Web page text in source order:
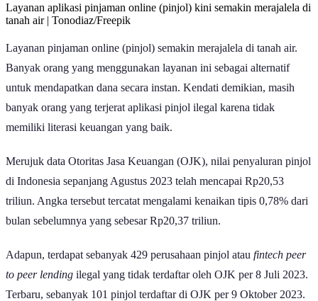
Layanan aplikasi pinjaman online (pinjol) kini semakin merajalela di
tanah air | Tonodiaz/Freepik
Layanan pinjaman online (pinjol) semakin merajalela di tanah air.
Banyak orang yang menggunakan layanan ini sebagai alternatif
untuk mendapatkan dana secara instan. Kendati demikian, masih
banyak orang yang terjerat aplikasi pinjol ilegal karena tidak
memiliki literasi keuangan yang baik.
Merujuk data Otoritas Jasa Keuangan (OJK), nilai penyaluran pinjol
di Indonesia sepanjang Agustus 2023 telah mencapai Rp20,53
triliun. Angka tersebut tercatat mengalami kenaikan tipis 0,78% dari
bulan sebelumnya yang sebesar Rp20,37 triliun.
Adapun, terdapat sebanyak 429 perusahaan pinjol atau fintech peer
to peer lending ilegal yang tidak terdaftar oleh OJK per 8 Juli 2023.
Terbaru, sebanyak 101 pinjol terdaftar di OJK per 9 Oktober 2023.